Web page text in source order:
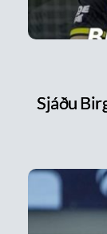
Sjáðu